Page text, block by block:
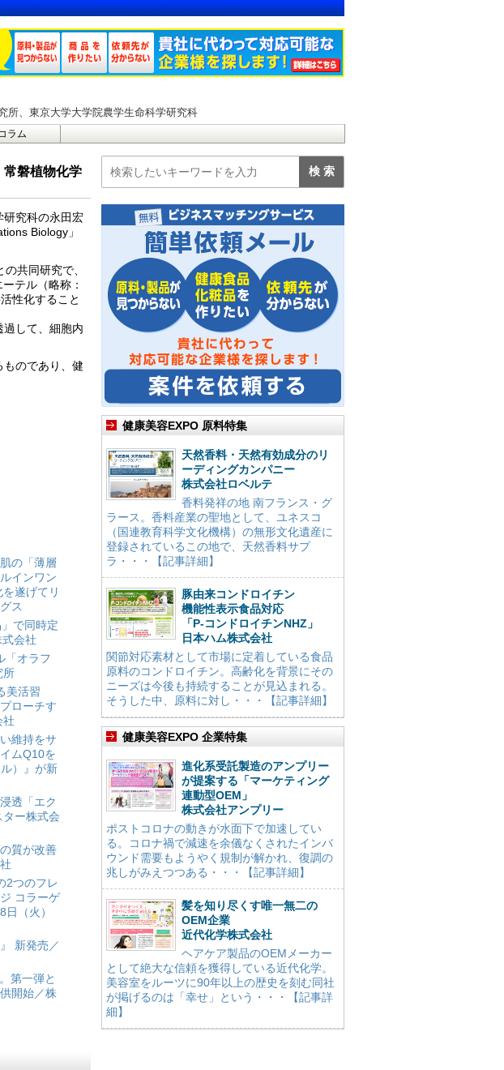
所、東京大学大学院農学生命科学研究科
ラム
常磐植物化学
研究科の永田宏
Biology」
共同研究で、
テル（略称：
性化すること
して、細胞内
のであり、健
の「薄層
インワン
遂げてリ
ス
で同時定
会社
「オラフ
所
美活習
ローチす
社
維持をサ
ムQ10を
）』が新
透「エク
ー株式会
質が改善
2つのフレ
コラーゲ
（火）
新発売／
第一弾と
開始／株
健康美容EXPO 原料特集
天然香料・天然有効成分のリ
ーディングカンパニー
株式会社ロベルテ
香料発祥の地 南フランス・グ
ラース。香料産業の聖地として、ユネスコ
（国連教育科学文化機構）の無形文化遺産に
登録されているこの地で、天然香料サプ
ラ・・・【記事詳細】
豚由来コンドロイチン
機能性表示食品対応
「P-コンドロイチンNHZ」
日本ハム株式会社
関節対応素材として市場に定着している食品
原料のコンドロイチン。高齢化を背景にその
ニーズは今後も持続することが見込まれる。
そうした中、原料に対し・・・【記事詳細】
健康美容EXPO 企業特集
進化系受託製造のアンプリー
が提案する「マーケティング
連動型OEM」
株式会社アンプリー
ポストコロナの動きが水面下で加速してい
る。コロナ禍で減速を余儀なくされたインバ
ウンド需要もようやく規制が解かれ、復調の
兆しがみえつつある・・・【記事詳細】
髪を知り尽くす唯一無二の
OEM企業
近代化学株式会社
ヘアケア製品のOEMメーカー
として絶大な信頼を獲得している近代化学。
美容室をルーツに90年以上の歴史を刻む同社
が掲げるのは「幸せ」という・・・【記事詳
細】